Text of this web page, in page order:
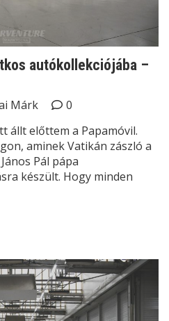
autókollekciójába –
Márk
0
állt előttem a Papamóvil.
aminek Vatikán zászló a
Pál pápa
készült. Hogy minden